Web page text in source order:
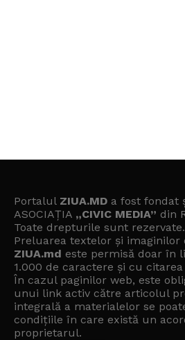
Portalul ZIUA.MD a fost fondat
ASOCIAȚIA „CIVIC MEDIA” din
Toate drepturile sunt rezervate.
Preluarea textelor și imaginilor
ZIUA.md este permisă doar în
1.000 de caractere și cu
În cazul paginilor web, este
unui link activ către articolul
integrală a materialelor se
condițiile în care există un
proprietarul.